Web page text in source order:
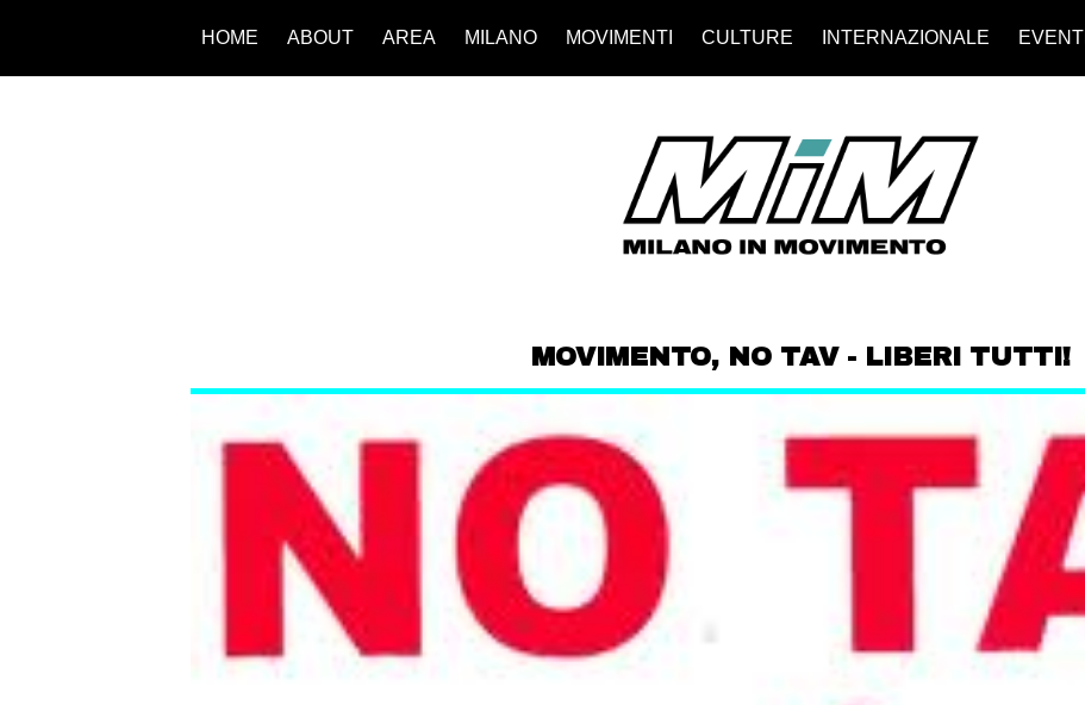
HOME ABOUT AREA MILANO MOVIMENTI CULTURE INTERNAZIONALE EVENTI
MOVIMENTO, NO TAV - LIBERI TUTTI!